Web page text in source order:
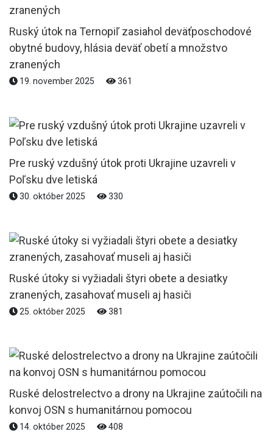
Ruský útok na Ternopiľ zasiahol deväťposchodové
obytné budovy, hlásia deväť obetí a množstvo
zranených
19. november 2025 361
Pre ruský vzdušný útok proti Ukrajine uzavreli v
Poľsku dve letiská
30. október 2025 330
Ruské útoky si vyžiadali štyri obete a desiatky
zranených, zasahovať museli aj hasiči
25. október 2025 381
Ruské delostrelectvo a drony na Ukrajine zaútočili na
konvoj OSN s humanitárnou pomocou
14. október 2025 408